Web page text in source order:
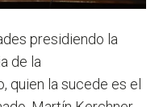
presidiendo la
de la
quien la sucede es el